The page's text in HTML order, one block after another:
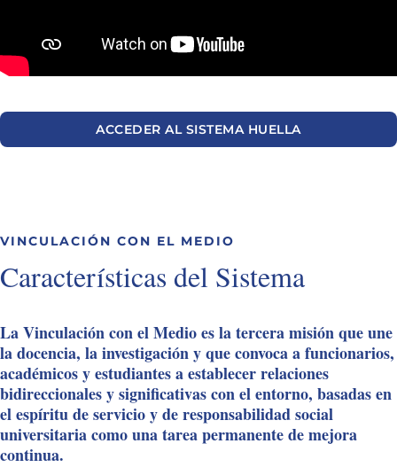
ACCEDER AL SISTEMA HUELLA
VINCULACIÓN CON EL MEDIO
Características del Sistema
La Vinculación con el Medio es la tercera misión que une
la docencia, la investigación y que convoca a funcionarios,
académicos y estudiantes a establecer relaciones
bidireccionales y significativas con el entorno, basadas en
el espíritu de servicio y de responsabilidad social
universitaria como una tarea permanente de mejora
continua.